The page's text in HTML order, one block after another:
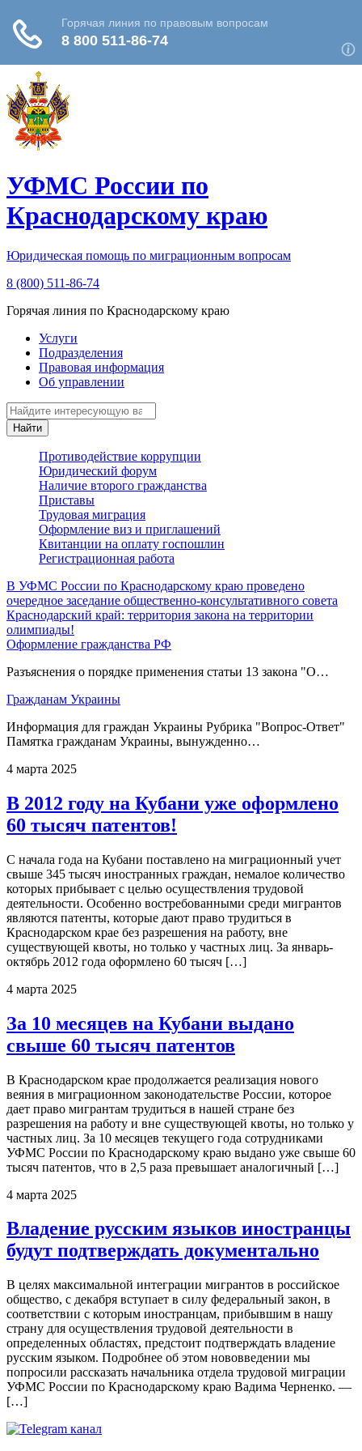
УФМС России по
Краснодарскому краю
Юридическая помощь по миграционным вопросам
8 (800) 511-86-74
Горячая линия по Краснодарскому краю
Услуги
Подразделения
Правовая информация
Об управлении
Найти
Противодействие коррупции
Юридический форум
Наличие второго гражданства
Приставы
Трудовая миграция
Оформление виз и приглашений
Квитанции на оплату госпошлин
Регистрационная работа
В УФМС России по Краснодарскому краю проведено
очередное заседание общественно-консультативного совета
Краснодарский край: территория закона на территории
олимпиады!
Оформление гражданства РФ
Разъяснения о порядке применения статьи 13 закона "О…
Гражданам Украины
Информация для граждан Украины Рубрика "Вопрос-Ответ"
Памятка гражданам Украины, вынужденно…
4 марта 2025
В 2012 году на Кубани уже оформлено
60 тысяч патентов!
С начала года на Кубани поставлено на миграционный учет
свыше 345 тысяч иностранных граждан, немалое количество
которых прибывает с целью осуществления трудовой
деятельности. Особенно востребованными среди мигрантов
являются патенты, которые дают право трудиться в
Краснодарском крае без разрешения на работу, вне
существующей квоты, но только у частных лиц. За январь-
октябрь 2012 года оформлено 60 тысяч […]
4 марта 2025
За 10 месяцев на Кубани выдано
свыше 60 тысяч патентов
В Краснодарском крае продолжается реализация нового
веяния в миграционном законодательстве России, которое
дает право мигрантам трудиться в нашей стране без
разрешения на работу и вне существующей квоты, но только у
частных лиц. За 10 месяцев текущего года сотрудниками
УФМС России по Краснодарскому краю выдано уже свыше 60
тысяч патентов, что в 2,5 раза превышает аналогичный […]
4 марта 2025
Владение русским языков иностранцы
будут подтверждать документально
В целях максимальной интеграции мигрантов в российское
общество, с декабря вступает в силу федеральный закон, в
соответствии с которым иностранцам, прибывшим в нашу
страну для осуществления трудовой деятельности в
определенных областях, предстоит подтверждать владение
русским языком. Подробнее об этом нововведении мы
попросили рассказать начальника отдела трудовой миграции
УФМС России по Краснодарскому краю Вадима Черненко. —
[…]